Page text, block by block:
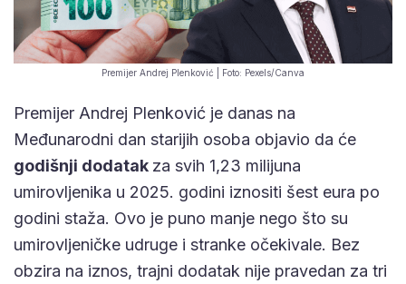
Premijer Andrej Plenković | Foto: Pexels/Canva
Premijer Andrej Plenković je danas na
Međunarodni dan starijih osoba objavio da će
godišnji dodatak za svih 1,23 milijuna
umirovljenika u 2025. godini iznositi šest eura po
godini staža. Ovo je puno manje nego što su
umirovljeničke udruge i stranke očekivale. Bez
obzira na iznos, trajni dodatak nije pravedan za tri